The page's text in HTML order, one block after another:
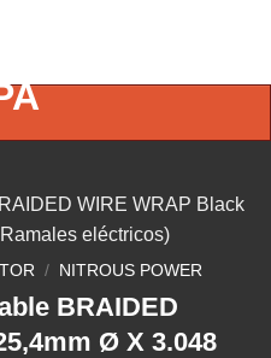
/ NITROUS POWER
BRAIDED
Ø X 3.048